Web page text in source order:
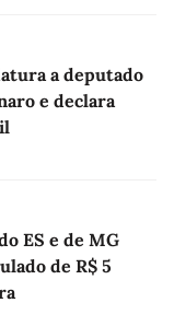
a deputado
e declara
ES e de MG
de R$ 5